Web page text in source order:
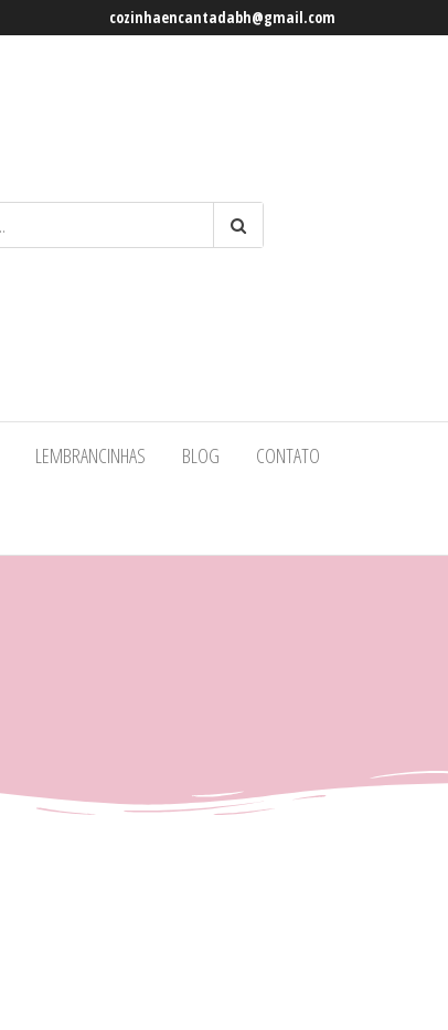
cozinhaencantadabh@gmail.com
LEMBRANCINHAS BLOG CONTATO